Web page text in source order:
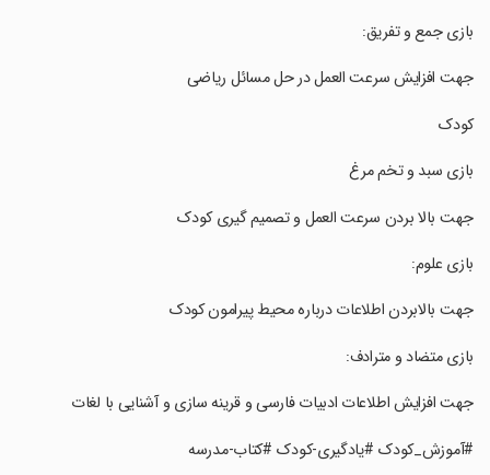
‏‏بازی جمع و تفریق:
‏‏جهت افزایش سرعت العمل در حل مسائل ریاضی
‏‏کودک
‏‏بازی سبد و تخم مرغ
‏‏جهت بالا بردن سرعت العمل و تصمیم گیری کودک
‏‏بازی علوم:
‏‏جهت بالابردن اطلاعات درباره محیط پیرامون کودک
‏‏بازی متضاد و مترادف:
‏‏جهت افزایش اطلاعات ادبیات فارسی و قرینه سازی و آشنایی با لغات
‏‏#آموزش_کودک #یادگیری-کودک #کتاب-مدرسه